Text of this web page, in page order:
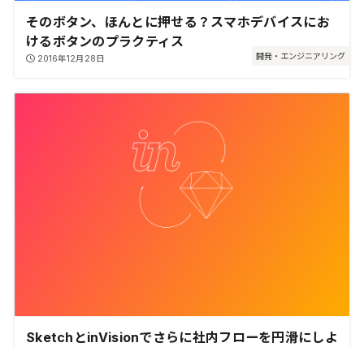
開発・エンジニアリング
そのボタン、ほんとに押せる？スマホデバイスにお
けるボタンのプラクティス
2016年12月28日
SketchとinVisionでさらに社内フローを円滑にしよ